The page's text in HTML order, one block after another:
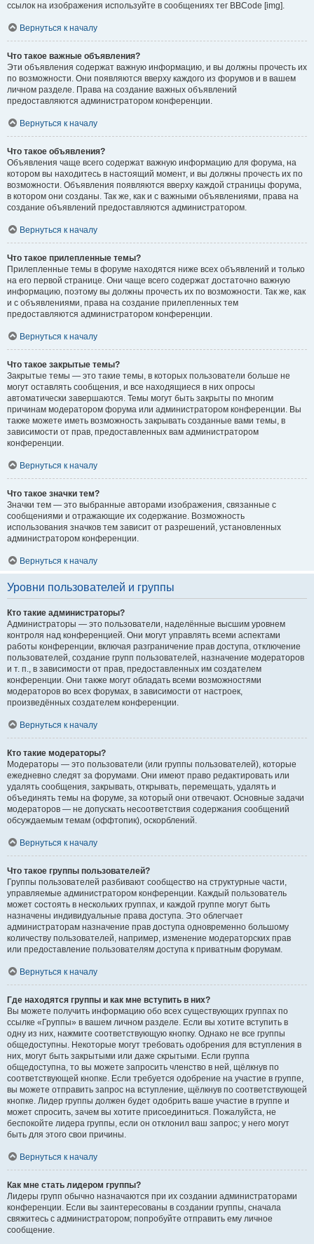
ссылок на изображения используйте в сообщениях тег BBCode [img].
Вернуться к началу
Что такое важные объявления?
Эти объявления содержат важную информацию, и вы должны прочесть их
по возможности. Они появляются вверху каждого из форумов и в вашем
личном разделе. Права на создание важных объявлений
предоставляются администратором конференции.
Вернуться к началу
Что такое объявления?
Объявления чаще всего содержат важную информацию для форума, на
котором вы находитесь в настоящий момент, и вы должны прочесть их по
возможности. Объявления появляются вверху каждой страницы форума,
в котором они созданы. Так же, как и с важными объявлениями, права на
создание объявлений предоставляются администратором.
Вернуться к началу
Что такое прилепленные темы?
Прилепленные темы в форуме находятся ниже всех объявлений и только
на его первой странице. Они чаще всего содержат достаточно важную
информацию, поэтому вы должны прочесть их по возможности. Так же, как
и с объявлениями, права на создание прилепленных тем
предоставляются администратором конференции.
Вернуться к началу
Что такое закрытые темы?
Закрытые темы — это такие темы, в которых пользователи больше не
могут оставлять сообщения, и все находящиеся в них опросы
автоматически завершаются. Темы могут быть закрыты по многим
причинам модератором форума или администратором конференции. Вы
также можете иметь возможность закрывать созданные вами темы, в
зависимости от прав, предоставленных вам администратором
конференции.
Вернуться к началу
Что такое значки тем?
Значки тем — это выбранные авторами изображения, связанные с
сообщениями и отражающие их содержание. Возможность
использования значков тем зависит от разрешений, установленных
администратором конференции.
Вернуться к началу
Уровни пользователей и группы
Кто такие администраторы?
Администраторы — это пользователи, наделённые высшим уровнем
контроля над конференцией. Они могут управлять всеми аспектами
работы конференции, включая разграничение прав доступа, отключение
пользователей, создание групп пользователей, назначение модераторов
и т. п., в зависимости от прав, предоставленных им создателем
конференции. Они также могут обладать всеми возможностями
модераторов во всех форумах, в зависимости от настроек,
произведённых создателем конференции.
Вернуться к началу
Кто такие модераторы?
Модераторы — это пользователи (или группы пользователей), которые
ежедневно следят за форумами. Они имеют право редактировать или
удалять сообщения, закрывать, открывать, перемещать, удалять и
объединять темы на форуме, за который они отвечают. Основные задачи
модераторов — не допускать несоответствия содержания сообщений
обсуждаемым темам (оффтопик), оскорблений.
Вернуться к началу
Что такое группы пользователей?
Группы пользователей разбивают сообщество на структурные части,
управляемые администратором конференции. Каждый пользователь
может состоять в нескольких группах, и каждой группе могут быть
назначены индивидуальные права доступа. Это облегчает
администраторам назначение прав доступа одновременно большому
количеству пользователей, например, изменение модераторских прав
или предоставление пользователям доступа к приватным форумам.
Вернуться к началу
Где находятся группы и как мне вступить в них?
Вы можете получить информацию обо всех существующих группах по
ссылке «Группы» в вашем личном разделе. Если вы хотите вступить в
одну из них, нажмите соответствующую кнопку. Однако не все группы
общедоступны. Некоторые могут требовать одобрения для вступления в
них, могут быть закрытыми или даже скрытыми. Если группа
общедоступна, то вы можете запросить членство в ней, щёлкнув по
соответствующей кнопке. Если требуется одобрение на участие в группе,
вы можете отправить запрос на вступление, щёлкнув по соответствующей
кнопке. Лидер группы должен будет одобрить ваше участие в группе и
может спросить, зачем вы хотите присоединиться. Пожалуйста, не
беспокойте лидера группы, если он отклонил ваш запрос; у него могут
быть для этого свои причины.
Вернуться к началу
Как мне стать лидером группы?
Лидеры групп обычно назначаются при их создании администраторами
конференции. Если вы заинтересованы в создании группы, сначала
свяжитесь с администратором; попробуйте отправить ему личное
сообщение.